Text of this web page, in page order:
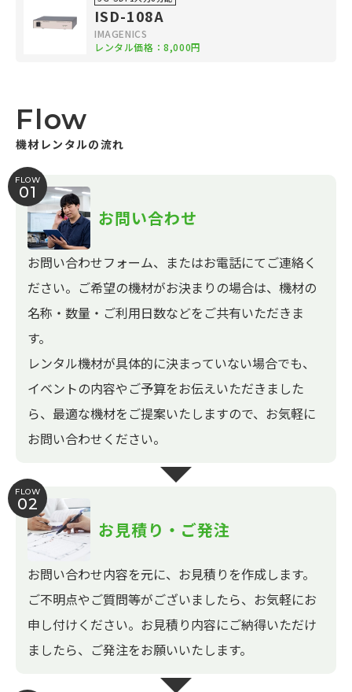
ISD-108A
IMAGENICS
レンタル価格：8,000円
Flow
機材レンタルの流れ
FLOW
01
お問い合わせ
お問い合わせフォーム、またはお電話にてご連絡く
ださい。ご希望の機材がお決まりの場合は、機材の
名称・数量・ご利用日数などをご共有いただきま
す。
レンタル機材が具体的に決まっていない場合でも、
イベントの内容やご予算をお伝えいただきました
ら、最適な機材をご提案いたしますので、お気軽に
お問い合わせください。
FLOW
02
お見積り・ご発注
お問い合わせ内容を元に、お見積りを作成します。
ご不明点やご質問等がございましたら、お気軽にお
申し付けください。お見積り内容にご納得いただけ
ましたら、ご発注をお願いいたします。